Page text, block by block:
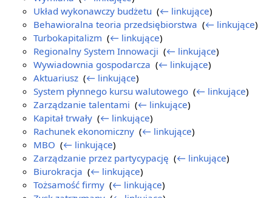
Układ wykonawczy budżetu ‎(← linkujące)
Behawioralna teoria przedsiębiorstwa ‎(← linkujące)
Turbokapitalizm ‎(← linkujące)
Regionalny System Innowacji ‎(← linkujące)
Wywiadownia gospodarcza ‎(← linkujące)
Aktuariusz ‎(← linkujące)
System płynnego kursu walutowego ‎(← linkujące)
Zarządzanie talentami ‎(← linkujące)
Kapitał trwały ‎(← linkujące)
Rachunek ekonomiczny ‎(← linkujące)
MBO ‎(← linkujące)
Zarządzanie przez partycypację ‎(← linkujące)
Biurokracja ‎(← linkujące)
Tożsamość firmy ‎(← linkujące)